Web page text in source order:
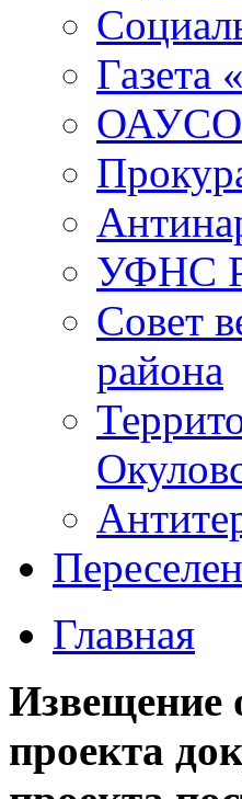
Газета
ОАУСО
УФНС
Совет
района
Главная
Извещение
проекта